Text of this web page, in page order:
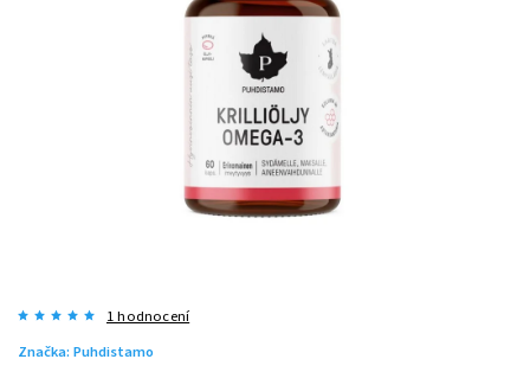
1 hodnocení
Značka: Puhdistamo